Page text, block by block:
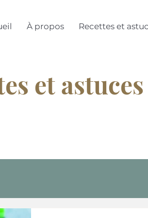
À propos Recettes et
et astuces